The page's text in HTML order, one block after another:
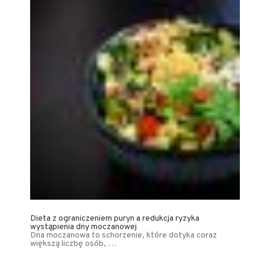
Dieta z ograniczeniem puryn a redukcja ryzyka
wystąpienia dny moczanowej
Dna moczanowa to schorzenie, które dotyka coraz
większą liczbę osób, …